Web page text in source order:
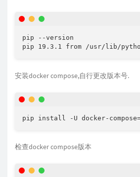
pip --version
pip 19.3.1 from /usr/lib/
安装docker compose,自行更改版本号.
pip install -U docker-
检查docker compose版本